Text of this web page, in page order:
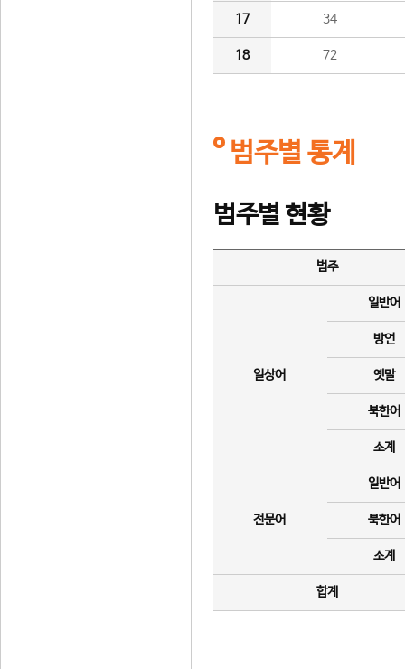
17 34
18 72
범주별 통계
범주별 현황
범주
일상어
일반어
방언
옛말
북한어
소계
전문어
일반어
북한어
소계
합계